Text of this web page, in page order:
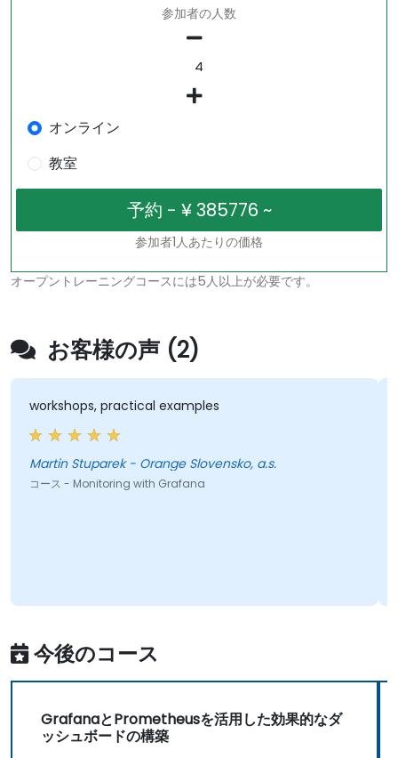
参加者の人数
オンライン
教室
参加者1人あたりの価格
オープントレーニングコースには5人以上が必要です。
お客様の声 (2)
workshops, practical examples
Martin Stuparek - Orange Slovensko, a.s.
コース - Monitoring with Grafana
今後のコース
GrafanaとPrometheusを活用した効果的なダ
ッシュボードの構築